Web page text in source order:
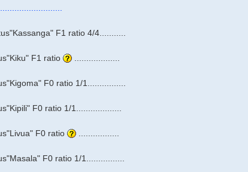
F1 ratio 4/4...........
F1 ratio
F0 ratio 1/1................
F0 ratio 1/1...................
F0 ratio
F0 ratio 1/1................